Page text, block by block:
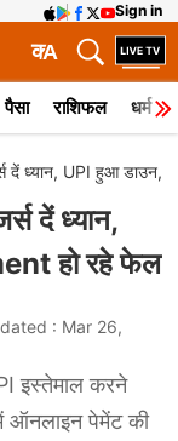
Sign in
A
क
पैसा राशिफल धर्म
ध्यान, UPI हुआ डाउन,
दें ध्यान,
हो रहे फेल
: Mar 26,
इस्तेमाल करने
ऑनलाइन पेमेंट की